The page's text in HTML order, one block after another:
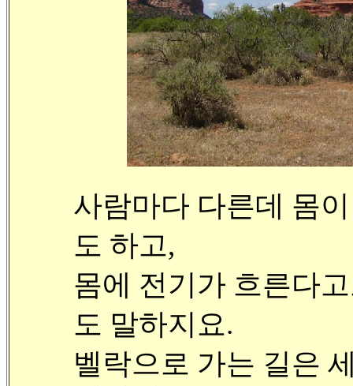
사람마다 다른데 몸
도 하고,
몸에 전기가 흐른다
도 말하지요.
벨락으로 가는 길은